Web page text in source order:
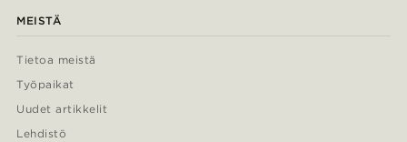
MEISTÄ
Tietoa meistä
Työpaikat
Uudet artikkelit
Lehdistö